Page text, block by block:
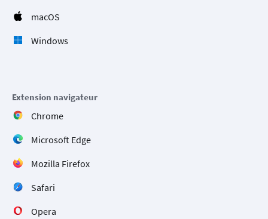
macOS
Windows
Extension navigateur
Chrome
Microsoft Edge
Mozilla Firefox
Safari
Opera